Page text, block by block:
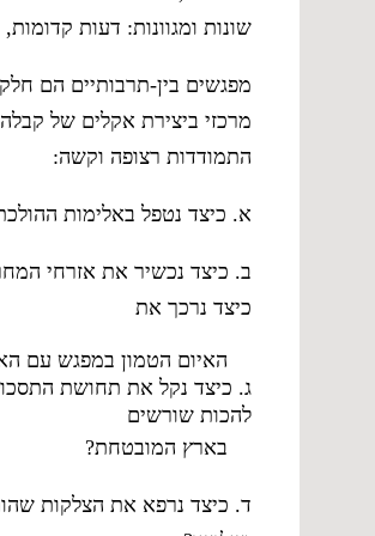
שונות ומגוונות: דעות
מפגשים בין-תרבותיים הם
מרכזי ביצירת אקלים של
התמודדות רצופה וקשה:
א. כיצד נטפל באלימות
ב. כיצד נכשיר את אזרחי
כיצד נרכך את
האיום הטמון במפגש עם
ג. כיצד נקל את תחושת
להכות שורשים
בארץ המובטחת?
ד. כיצד נרפא את הצלקות